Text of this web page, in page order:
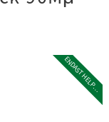
E
N
D
A
S
T
H
E
L
P
A
L
L